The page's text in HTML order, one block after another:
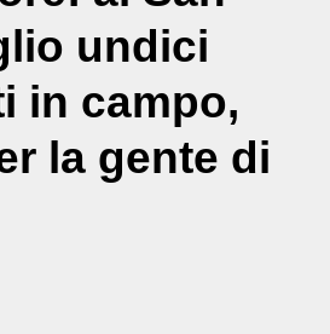
undici
in campo,
la gente di